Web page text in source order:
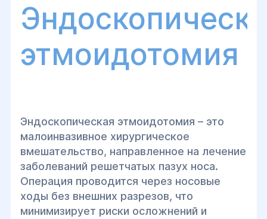
этмоидотомия
Эндоскопическая этмоидотомия – это
малоинвазивное хирургическое
вмешательство, направленное на лечение
заболеваний решетчатых пазух носа.
Операция проводится через носовые
ходы без внешних разрезов, что
минимизирует риски осложнений и